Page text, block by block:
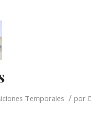
Temporales / por